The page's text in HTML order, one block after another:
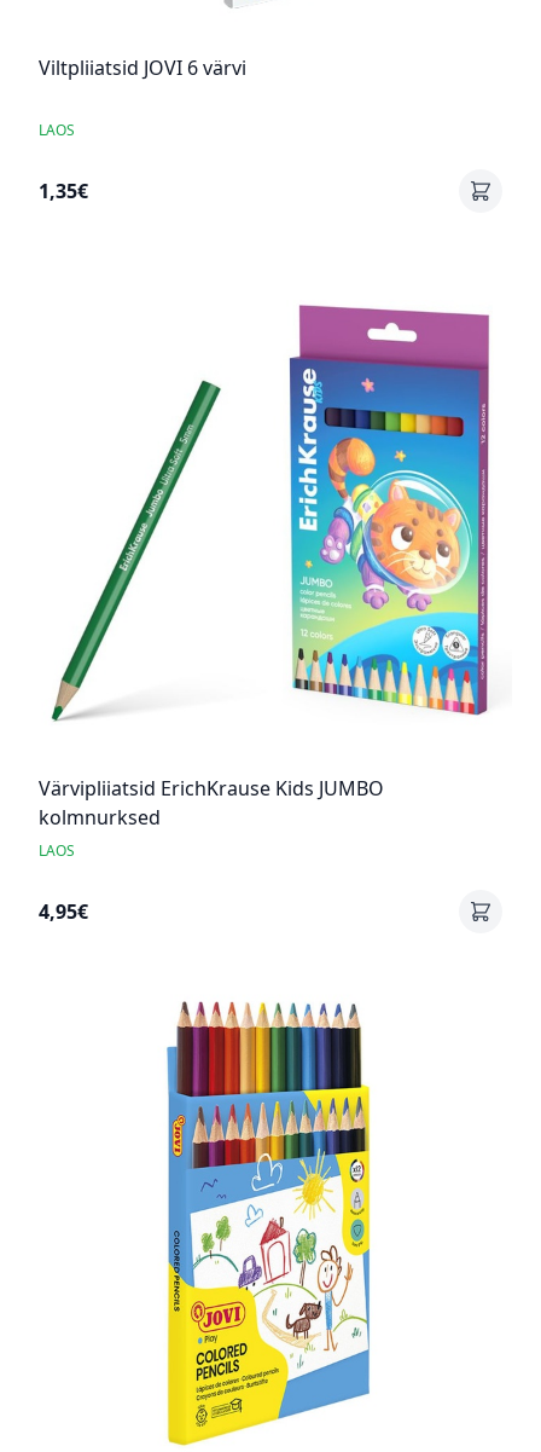
Viltpliiatsid JOVI 6 värvi
LAOS
1,35€
Värvipliiatsid ErichKrause Kids JUMBO
kolmnurksed
LAOS
4,95€